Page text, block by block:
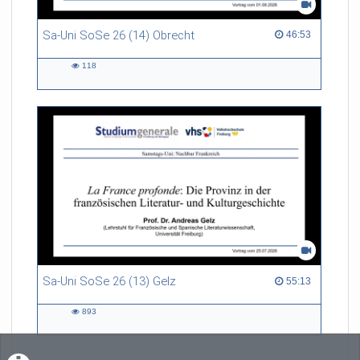
Sa-Uni SoSe 26 (14) Obrecht 46:53
46:53 duration
118
Sa-Uni SoSe 26 (13) Gelz 55:13
55:13 duration
893